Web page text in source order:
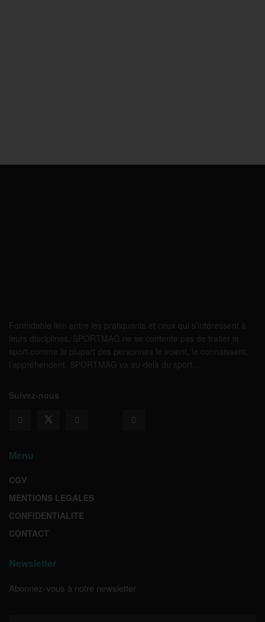
Formidable lien entre les pratiquants et ceux qui s’intéressent à
leurs disciplines, SPORTMAG ne se contente pas de traiter le
sport comme la plupart des personnes le voient, le connaissent,
l’appréhendent. SPORTMAG va au-delà du sport…
Suivez-nous
Menu
CGV
MENTIONS LEGALES
CONFIDENTIALITE
CONTACT
Newsletter
Abonnez-vous à notre newsletter